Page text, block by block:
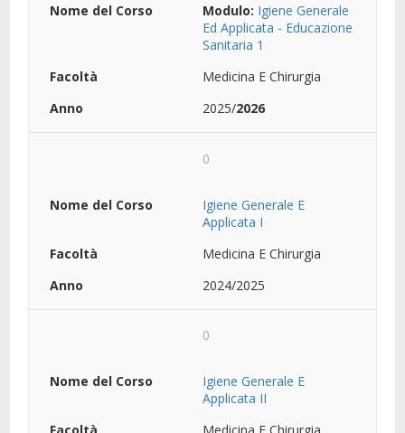
Modulo: Igiene Generale
Ed Applicata - Educazione
Sanitaria 1
Medicina E Chirurgia
2025/2026
0
Igiene Generale E
Applicata I
Medicina E Chirurgia
2024/2025
0
Igiene Generale E
Applicata II